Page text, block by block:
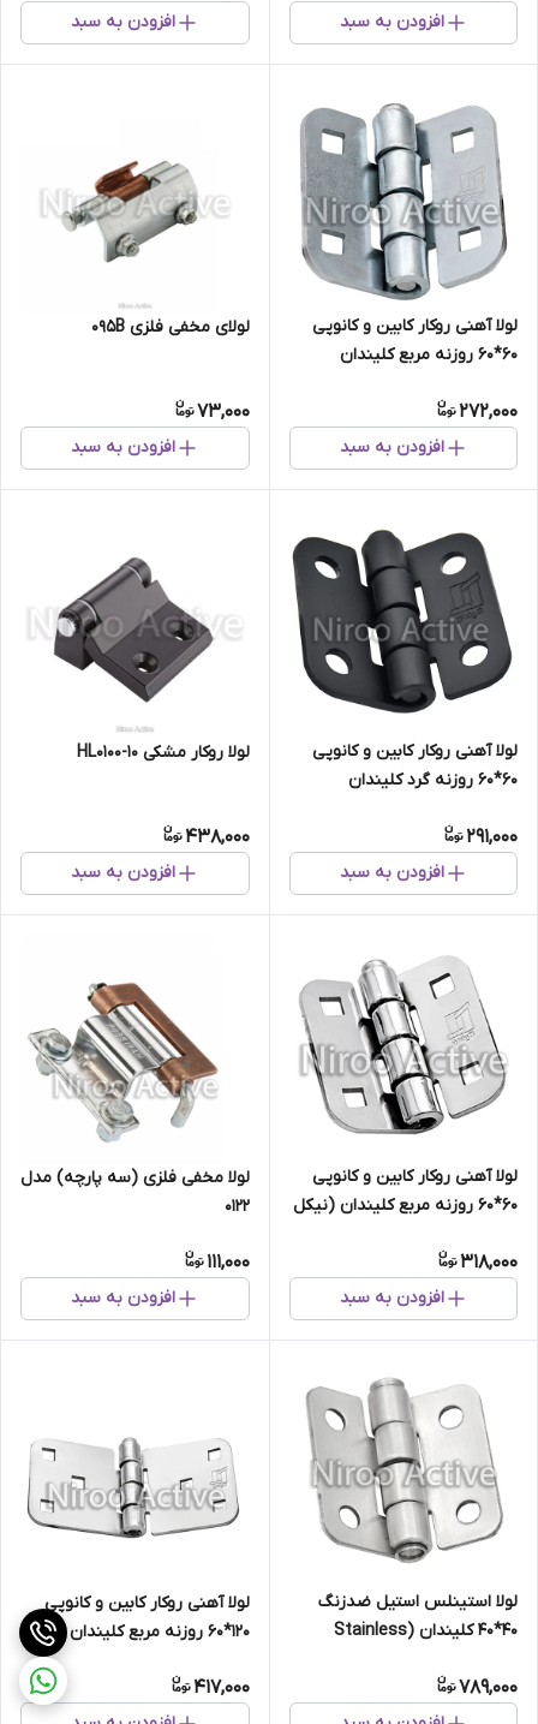
افزودن به سبد افزودن به سبد
لولا آهنی روکار کابین و کانوپی
۶۰*۶۰ روزنه مربع کلیندان
272,000
افزودن به سبد
لولای مخفی فلزی 095B
73,000
افزودن به سبد
لولا آهنی روکار کابین و کانوپی
۶۰*۶۰ روزنه گرد کلیندان
291,000
افزودن به سبد
لولا روکار مشکی HL0100-10
438,000
افزودن به سبد
لولا آهنی روکار کابین و کانوپی
۶۰*۶۰ روزنه مربع کلیندان (نیکل
318,000
افزودن به سبد
لولا مخفی فلزی (سه پارچه) مدل
۰۱۲۲
111,000
افزودن به سبد
لولا استینلس استیل ضدزنگ
40*40 کلیندان (Stainless
789,000
لولا آهنی روکار کابین و کانوپی
۱۲۰*۶۰ روزنه مربع کلیندان (نیکل
417,000